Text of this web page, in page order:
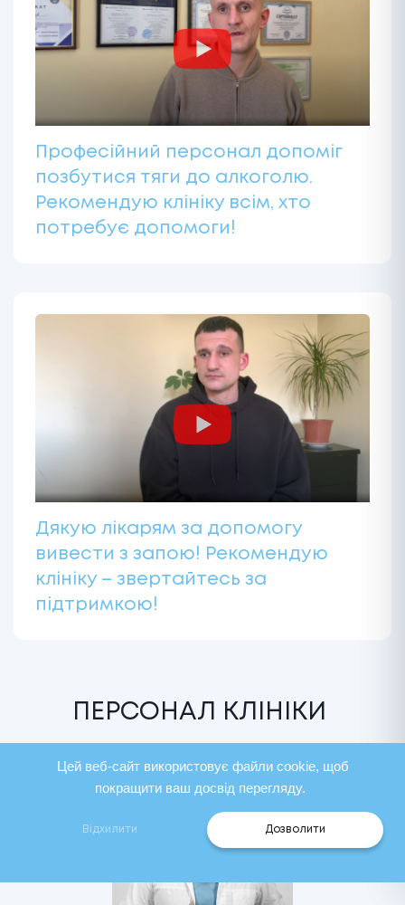
Цей веб-сайт використовує файли cookie, щоб
покращити ваш досвід перегляду.
Відхилити Дозволити
Професійний персонал допоміг
позбутися тяги до алкоголю.
Рекомендую клініку всім, хто
потребує допомоги!
Дякую лікарям за допомогу
вивести з запою! Рекомендую
клініку – звертайтесь за
підтримкою!
ПЕРСОНАЛ КЛІНІКИ